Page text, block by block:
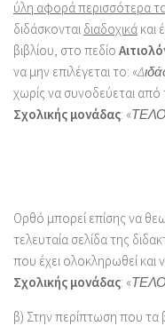
ύλη αφορά περισσότερα
διδάσκονται διαδοχικά και
βιβλίου, στο πεδίο
να μην επιλέγεται το: «
χωρίς να συνοδεύεται από
Σχολικής μονάδας: «
Ορθό μπορεί επίσης να
τελευταία σελίδα της
που έχει ολοκληρωθεί και
Σχολικής μονάδας: «
β) Στην περίπτωση που τα